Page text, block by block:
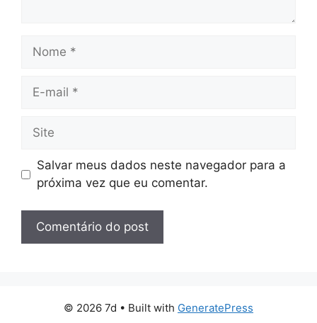
Nome
Site
Salvar meus dados neste navegador para a
próxima vez que eu comentar.
© 2026 7d • Built with GeneratePress